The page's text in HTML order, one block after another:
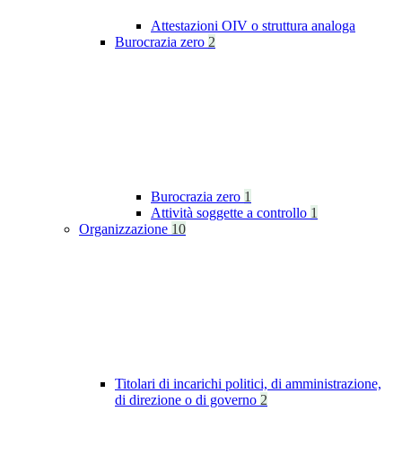
Attestazioni OIV o struttura analoga
Burocrazia zero 2
Burocrazia zero 1
Attività soggette a controllo 1
Organizzazione 10
Titolari di incarichi politici, di amministrazione,
di direzione o di governo 2